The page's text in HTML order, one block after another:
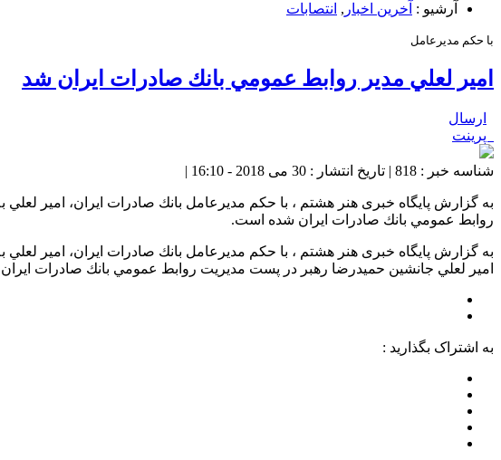
آرشیو : آخرین اخبار , انتصابات
با حكم مديرعامل
امير لعلي مدير روابط عمومي بانك صادرات ايران شد
ارسال
پرینت
شناسه خبر : 818 | تاریخ انتشار : 30 می 2018 - 16:10 |
به گزارش پایگاه خبری هنر هشتم ، با حكم مديرعامل بانك صادرات ايران، امير
روابط عمومي بانك صادرات ايران شده است.
به گزارش پایگاه خبری هنر هشتم ، با حكم مديرعامل بانك صادرات ايران، امير
امير لعلي جانشين حميدرضا رهبر در پست مديريت روابط عمومي بانك صادرات
به اشتراک بگذارید :